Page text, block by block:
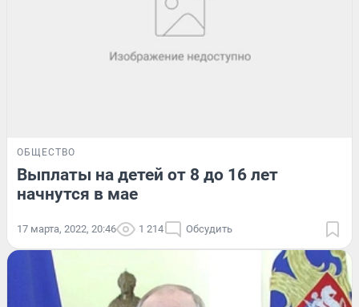
ОБЩЕСТВО
Выплаты на детей от 8 до 16 лет
начнутся в мае
17 марта, 2022, 20:46 1 214 Обсудить